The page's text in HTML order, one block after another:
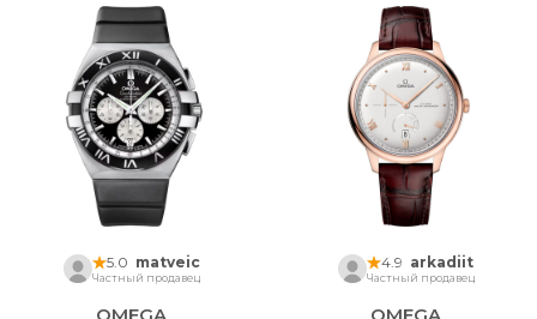
5.0 matveic
Частный продавец
4.9 arkadiit
Частный продавец